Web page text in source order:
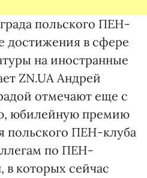
польского ПЕН-
достижения в сфере
на иностранные
ZN.UA Андрей
отмечают еще с
юбилейную премию
польского ПЕН-клуба
по ПЕН-
которых сейчас